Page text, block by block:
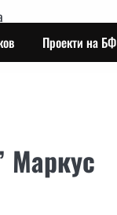
Проекти на БФ
Маркус